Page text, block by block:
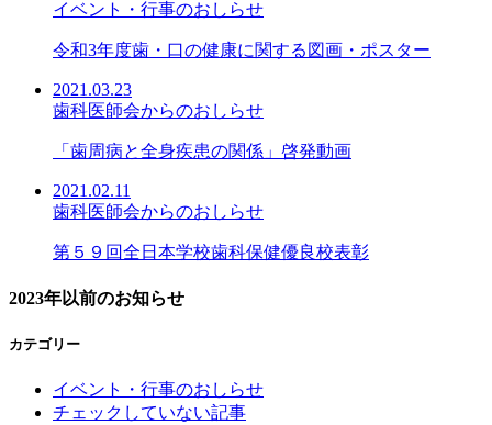
イベント・行事のおしらせ
令和3年度歯・口の健康に関する図画・ポスター
2021.03.23
歯科医師会からのおしらせ
「歯周病と全身疾患の関係」啓発動画
2021.02.11
歯科医師会からのおしらせ
第５９回全日本学校歯科保健優良校表彰
2023年以前のお知らせ
カテゴリー
イベント・行事のおしらせ
チェックしていない記事